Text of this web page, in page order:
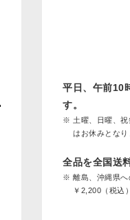
平日、午前10
す。
土曜、日曜、
はお休みとなり
全品を全国送
離島、沖縄県
￥2,200（税込